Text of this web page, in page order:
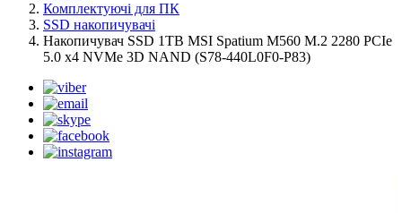
Комплектуючі для ПК
SSD накопичувачі
Накопичувач SSD 1TB MSI Spatium M560 M.2 2280 PCIe
5.0 x4 NVMe 3D NAND (S78-440L0F0-P83)